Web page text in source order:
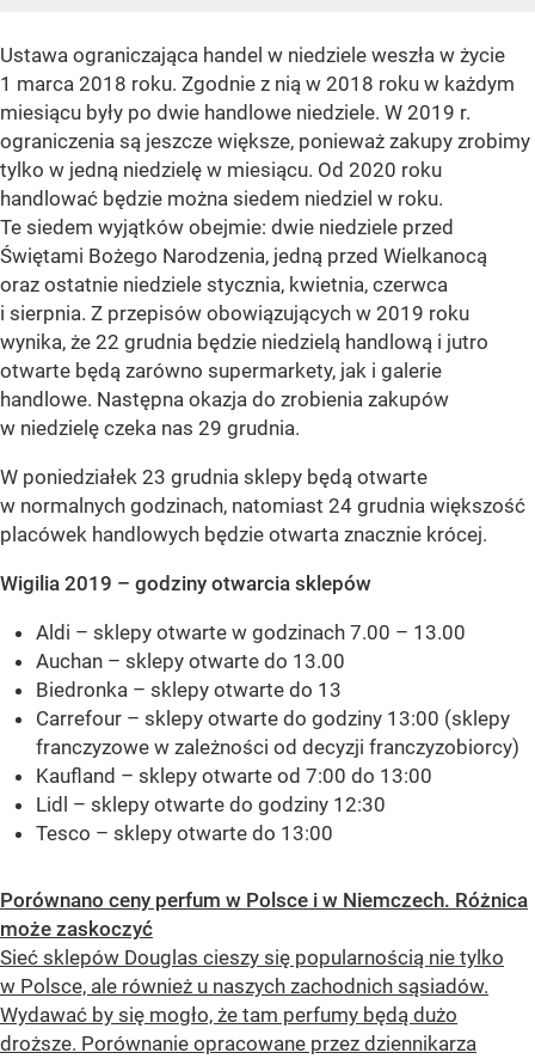
Ustawa ograniczająca handel w niedziele weszła w życie
1 marca 2018 roku. Zgodnie z nią w 2018 roku w każdym
miesiącu były po dwie handlowe niedziele. W 2019 r.
ograniczenia są jeszcze większe, ponieważ zakupy zrobimy
tylko w jedną niedzielę w miesiącu. Od 2020 roku
handlować będzie można siedem niedziel w roku.
Te siedem wyjątków obejmie: dwie niedziele przed
Świętami Bożego Narodzenia, jedną przed Wielkanocą
oraz ostatnie niedziele stycznia, kwietnia, czerwca
i sierpnia. Z przepisów obowiązujących w 2019 roku
wynika, że 22 grudnia będzie niedzielą handlową i jutro
otwarte będą zarówno supermarkety, jak i galerie
handlowe. Następna okazja do zrobienia zakupów
w niedzielę czeka nas 29 grudnia.
W poniedziałek 23 grudnia sklepy będą otwarte
w normalnych godzinach, natomiast 24 grudnia większość
placówek handlowych będzie otwarta znacznie krócej.
Wigilia 2019 – godziny otwarcia sklepów
Aldi – sklepy otwarte w godzinach 7.00 – 13.00
Auchan – sklepy otwarte do 13.00
Biedronka – sklepy otwarte do 13
Carrefour – sklepy otwarte do godziny 13:00 (sklepy
franczyzowe w zależności od decyzji franczyzobiorcy)
Kaufland – sklepy otwarte od 7:00 do 13:00
Lidl – sklepy otwarte do godziny 12:30
Tesco – sklepy otwarte do 13:00
Porównano ceny perfum w Polsce i w Niemczech. Różnica
może zaskoczyć
Sieć sklepów Douglas cieszy się popularnością nie tylko
w Polsce, ale również u naszych zachodnich sąsiadów.
Wydawać by się mogło, że tam perfumy będą dużo
droższe. Porównanie opracowane przez dziennikarza